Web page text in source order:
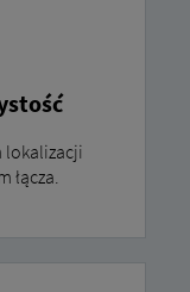
łącza.